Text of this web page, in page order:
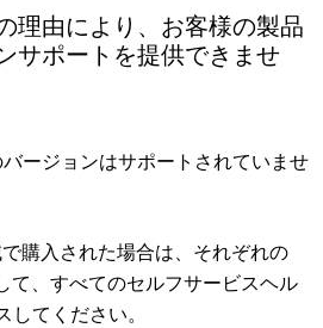
理由により、お客様の製品
サポートを提供できませ
ージョンはサポートされていませ
購入された場合は、それぞれの
て、すべてのセルフサービスヘル
してください。